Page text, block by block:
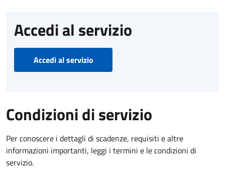
Accedi al servizio
Accedi al servizio
Condizioni di servizio
Per conoscere i dettagli di scadenze, requisiti e altre
informazioni importanti, leggi i termini e le condizioni di
servizio.